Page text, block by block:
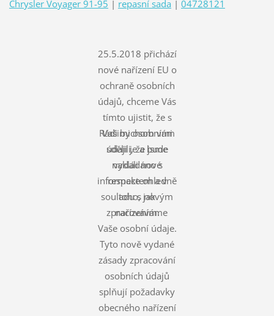
Chrysler Voyager 91-95 | repasní sada | 04728121
25.5.2018 přichází
nové nařízení EU o
ochraně osobních
údajů, chceme Vás
tímto ujistit, že s
Vašimi osobními
údaji je a bude
nakládáno s
respektem a v
souladu s novým
nařízením.
Rádi bychom vám
sdělili, že jsme
vydali nové
informace ohledně
toho, jak
zpracováváme
Vaše osobní údaje.
Tyto nově vydané
zásady zpracování
osobních údajů
splňují požadavky
obecného nařízení